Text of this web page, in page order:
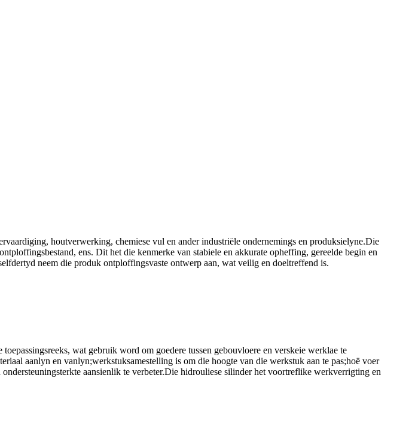
houtverwerking, chemiese vul en ander industriële ondernemings en produksielyne.Die
ens. Dit het die kenmerke van stabiele en akkurate opheffing, gereelde begin en
neem die produk ontploffingsvaste ontwerp aan, wat veilig en doeltreffend is.
wat gebruik word om goedere tussen gebouvloere en verskeie werklae te
aanlyn en vanlyn;werkstuksamestelling is om die hoogte van die werkstuk aan te pas;hoë voer
aansienlik te verbeter.Die hidrouliese silinder het voortreflike werkverrigting en